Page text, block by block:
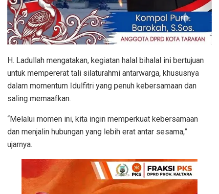
H. Ladullah mengatakan, kegiatan halal bihalal ini bertujuan
untuk mempererat tali silaturahmi antarwarga, khususnya
dalam momentum Idulfitri yang penuh kebersamaan dan
saling memaafkan.
“Melalui momen ini, kita ingin memperkuat kebersamaan
dan menjalin hubungan yang lebih erat antar sesama,”
ujarnya.